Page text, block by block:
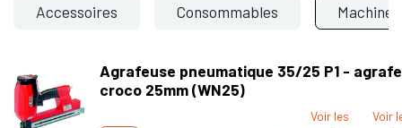
Accessoires Consommables Machines
Agrafeuse pneumatique 35/25 P1 -
croco 25mm (WN25)
Voir les
Voir